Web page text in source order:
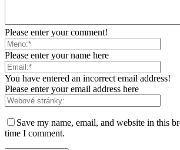
Please enter your comment!
Please enter your name here
You have entered an incorrect email address!
Please enter your email address here
Save my name, email, and website in this
time I comment.